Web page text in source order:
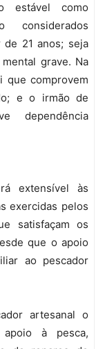
estável como
considerados
21 anos; seja
grave. Na
que comprovem
e o irmão de
dependência
extensível às
exercidas pelos
satisfaçam os
que o apoio
ao pescador
artesanal o
à pesca,